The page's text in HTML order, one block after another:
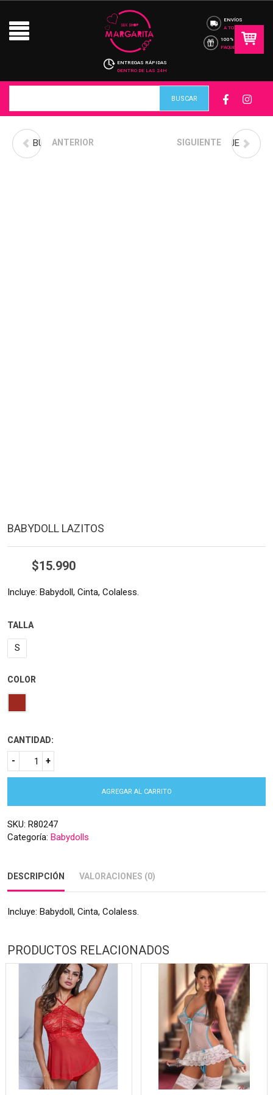
ENVÍOS
A TODO CHILE
100% DISCRETO
PAQUETES
ENTREGAS RÁPIDAS
DENTRO DE LAS 24H
BUSTIER ENCAJE PICH
ANTERIOR BABYDOLL DE ENCAJE
SIGUIENTE
BABYDOLL LAZITOS
$15.990
Incluye: Babydoll, Cinta, Colaless.
TALLA
S
COLOR
CANTIDAD:
AGREGAR AL CARRITO
SKU: R80247
Categoría: Babydolls
DESCRIPCIÓN VALORACIONES (0)
Incluye: Babydoll, Cinta, Colaless.
PRODUCTOS RELACIONADOS